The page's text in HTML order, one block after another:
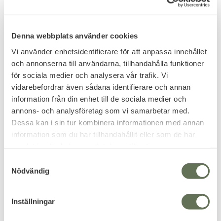
Denna webbplats använder cookies
Vi använder enhetsidentifierare för att anpassa innehållet
och annonserna till användarna, tillhandahålla funktioner
för sociala medier och analysera vår trafik. Vi
vidarebefordrar även sådana identifierare och annan
information från din enhet till de sociala medier och
annons- och analysföretag som vi samarbetar med.
Dessa kan i sin tur kombinera informationen med annan
information som du har tillhandahållit eller som de har
Nödvändig
Inställningar
Lägg till i favoriter
Elektrisk Arc Tändare
WP
Vattentät laddningsbar med
USB & ficklampa.
299
Lägg till i favoriter
Atomic Stormtändare
Tankboy IV
En populär elektrisk tändare
med dubbla flammor.
100KR